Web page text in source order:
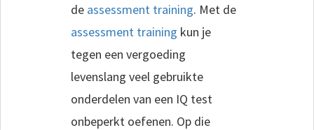
de assessment training. Met de
assessment training kun je
tegen een vergoeding
levenslang veel gebruikte
onderdelen van een IQ test
onbeperkt oefenen. Op die